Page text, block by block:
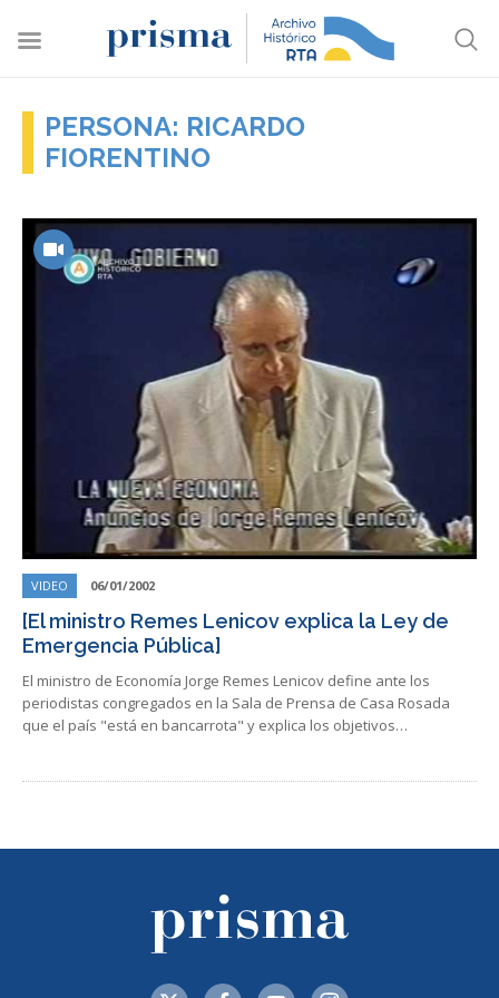
PERSONA: RICARDO
FIORENTINO
VIDEO 06/01/2002
[El ministro Remes Lenicov explica la Ley de
Emergencia Pública]
El ministro de Economía Jorge Remes Lenicov define ante los
periodistas congregados en la Sala de Prensa de Casa Rosada
que el país "está en bancarrota" y explica los objetivos…